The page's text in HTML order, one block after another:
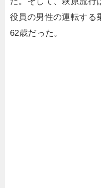
役員の男性の運転する
62歳だった。